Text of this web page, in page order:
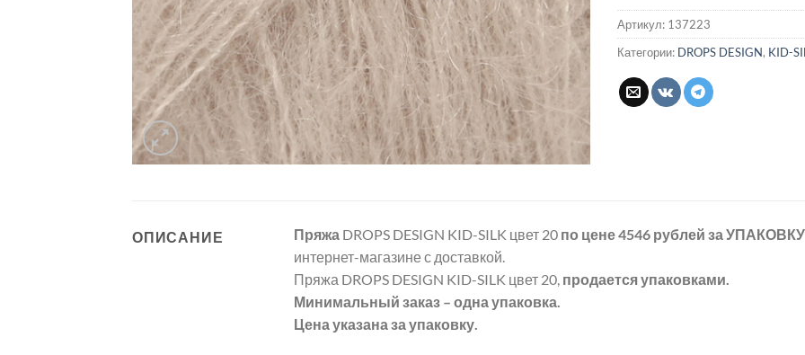
Артикул: 137223
Категории: DROPS DESIGN, KID-
ОПИСАНИЕ Пряжа DROPS DESIGN KID-SILK цвет 20 по цене 4546 рублей за УПАКОВКУ
интернет-магазине с доставкой.
Пряжа DROPS DESIGN KID-SILK цвет 20, продается упаковками.
Минимальный заказ – одна упаковка.
Цена указана за упаковку.